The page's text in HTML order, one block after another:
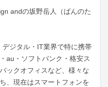
andの坂野岳人（ばんのた
ジタル・IT業界で特に携帯
au・ソフトバンク・格安ス
ックオフィスなど、様々な
、現在はスマートフォンを